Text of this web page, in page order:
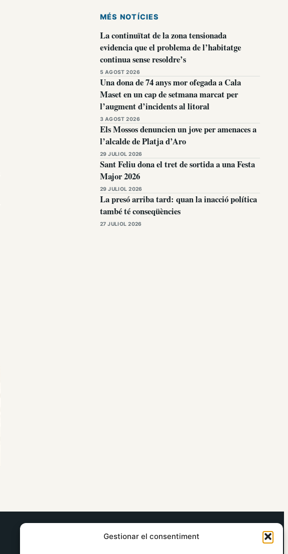
Gestionar el consentiment
MÉS NOTÍCIES
La continuïtat de la zona tensionada
evidencia que el problema de l’habitatge
continua sense resoldre’s
5 AGOST 2026
Una dona de 74 anys mor ofegada a Cala
Maset en un cap de setmana marcat per
l’augment d’incidents al litoral
3 AGOST 2026
Els Mossos denuncien un jove per amenaces a
l’alcalde de Platja d’Aro
29 JULIOL 2026
Sant Feliu dona el tret de sortida a una Festa
Major 2026
29 JULIOL 2026
La presó arriba tard: quan la inacció política
també té conseqüències
27 JULIOL 2026